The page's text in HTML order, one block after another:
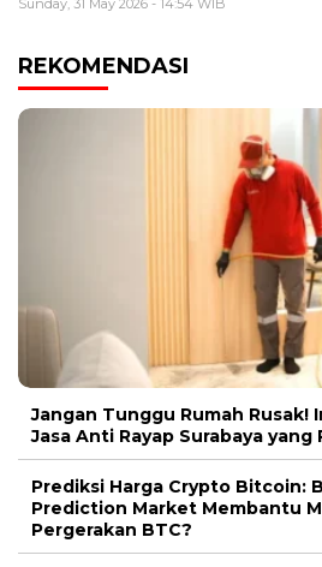
Sunday, 31 May 2026 - 14:54 WIB
REKOMENDASI
Jangan Tunggu Rumah Rusak!
Jasa Anti Rayap Surabaya
Prediksi Harga Crypto Bitcoin:
Prediction Market Membantu
Pergerakan BTC?